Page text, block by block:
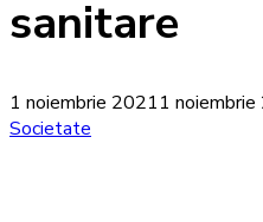
sanitare
1 noiembrie 20211
Societate